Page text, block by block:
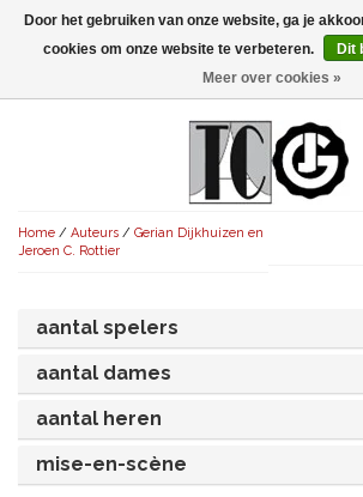
Menu
AVONDVULLEND (+75')
KORT (-30')
AVONDVULLEND (+75')
UITGELICHT!
THRILLERS
KORT (-30')
OVERIG (30'-75')
UITGELICHT!
AVONDVULLEND (+75')
OVERIG (30'-75')
KOSTUUMSTUK
OVERIG
SINTERKLAASTONEEL
RECHTEN REGELEN
Home / Auteurs / Gerian Dijkhuizen en
Jeroen C. Rottier
aantal spelers
aantal dames
aantal heren
mise-en-scène
Door het gebruiken van onze website, ga je
cookies om onze website te verbeteren.
Dit
Meer over cookies »